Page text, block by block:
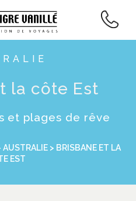
la côte Est
et plages de rêve
AUSTRALIE> BRISBANE ET LA
EST